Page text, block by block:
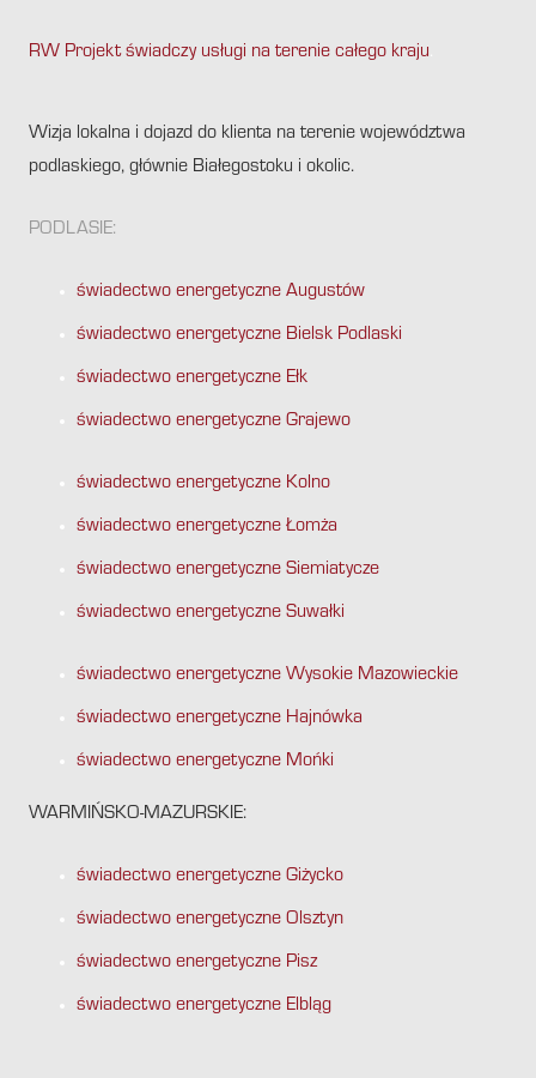
RW Projekt świadczy usługi na terenie całego kraju
Wizja lokalna i dojazd do klienta na terenie województwa
podlaskiego, głównie Białegostoku i okolic.
PODLASIE:
świadectwo energetyczne Augustów
świadectwo energetyczne Bielsk Podlaski
świadectwo energetyczne Ełk
świadectwo energetyczne Grajewo
świadectwo energetyczne Kolno
świadectwo energetyczne Łomża
świadectwo energetyczne Siemiatycze
świadectwo energetyczne Suwałki
świadectwo energetyczne Wysokie Mazowieckie
świadectwo energetyczne Hajnówka
świadectwo energetyczne Mońki
WARMIŃSKO-MAZURSKIE:
świadectwo energetyczne Giżycko
świadectwo energetyczne Olsztyn
świadectwo energetyczne Pisz
świadectwo energetyczne Elbląg